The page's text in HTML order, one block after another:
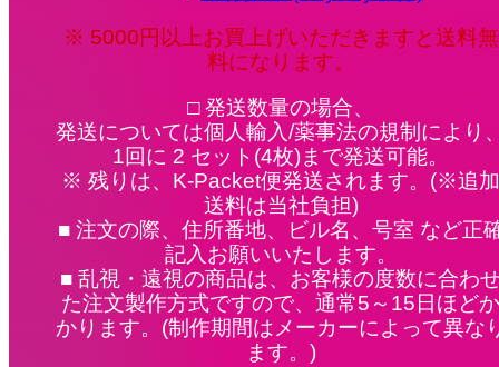
※ 5000円以上お買上げいただきますと送料無
料になります。
□ 発送数量の場合、
発送については個人輸入/薬事法の規制により
1回に 2 セット(4枚)まで発送可能。
※ 残りは、K-Packet便発送されます。(※追加
送料は当社負担)
■ 注文の際、住所番地、ビル名、号室 など正
記入お願いいたします。
■ 乱視・遠視の商品は、お客様の度数に合わ
た注文製作方式ですので、通常5～15日ほどか
かります。(制作期間はメーカーによって異な
ます。)